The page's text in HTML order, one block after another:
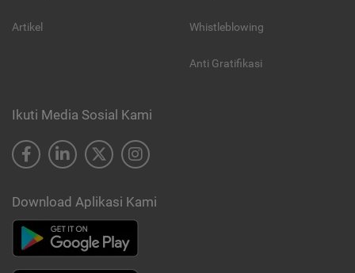
Artikel Whistleblowing
Anti Gratifikasi
Ikuti Media Sosial Kami
Download Aplikasi Kami